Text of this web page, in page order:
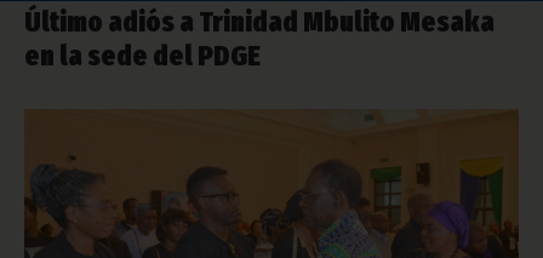
Último adiós a Trinidad Mbulito Mesaka
en la sede del PDGE